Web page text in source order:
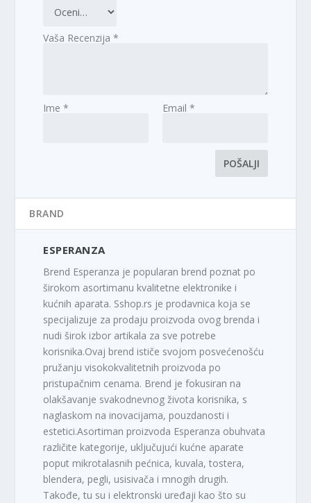
Vaša Recenzija*
Ime* Email *
BRAND
ESPERANZA
Brend Esperanza je popularan brend poznat po
širokom asortimanu kvalitetne elektronike i
kućnih aparata. Sshop.rs je prodavnica koja se
specijalizuje za prodaju proizvoda ovog brenda i
nudi širok izbor artikala za sve potrebe
korisnika.Ovaj brend ističe svojom posvećenošću
pružanju visokokvalitetnih proizvoda po
pristupačnim cenama. Brend je fokusiran na
olakšavanje svakodnevnog života korisnika, s
naglaskom na inovacijama, pouzdanosti i
estetici.Asortiman proizvoda Esperanza obuhvata
različite kategorije, uključujući kućne aparate
poput mikrotalasnih pećnica, kuvala, tostera,
blendera, pegli, usisivača i mnogih drugih.
Takođe, tu su i elektronski uređaji kao što su